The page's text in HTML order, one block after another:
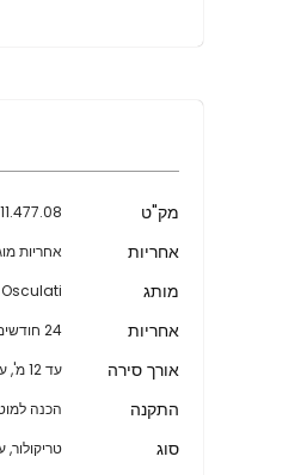
מידע
נוסף
מק"ט 11.477.08
אחריות אחריות
מותג Osculati
אחריות 24 חודשים
אורך סירה עד 12 מ', עד 20 מ'
התקנה הכנה
סוג